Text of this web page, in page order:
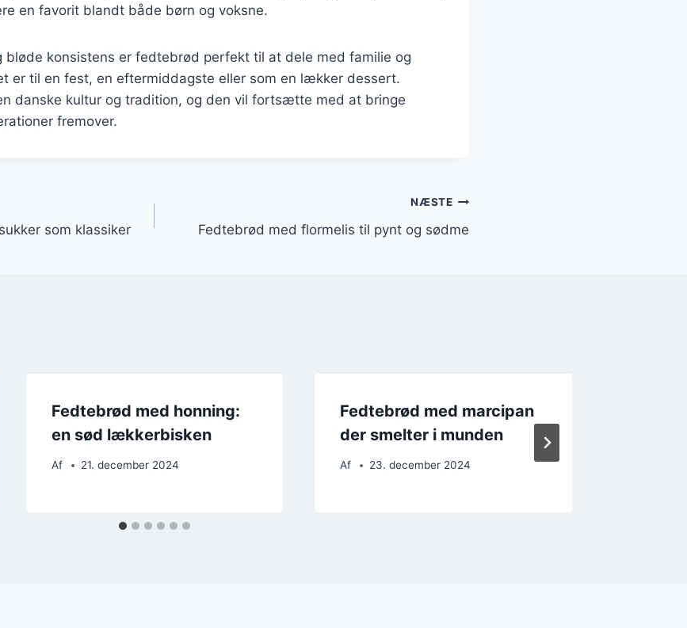
en favorit blandt både børn og voksne.
bløde konsistens er fedtebrød perfekt til at dele med familie og
er til en fest, en eftermiddagste eller som en lækker dessert.
danske kultur og tradition, og den vil fortsætte med at bringe
fremover.
som klassiker
NÆSTE
Fedtebrød med flormelis til pynt og sødme
Fedtebrød med honning:
en sød lækkerbisken
Af 21. december 2024
Fedtebrød med marcipan
der smelter i munden
Af 23. december 2024